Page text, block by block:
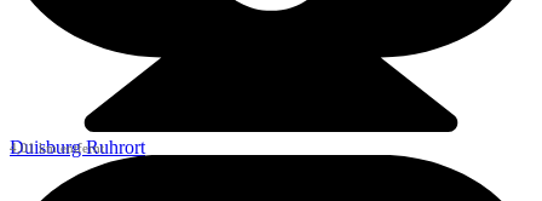
Duisburg Ruhrort
4,01 km entfernt